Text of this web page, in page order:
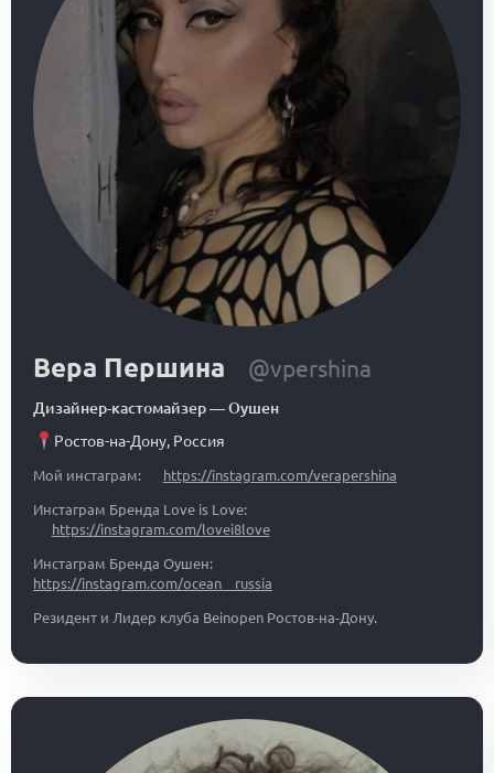
Вера Першина @vpershina
Дизайнер-кастомайзер—Оушен
Ростов-на-Дону, Россия
Мой инстаграм: https://instagram.com/verapershina
Инстаграм Бренда Love is Love:
https://instagram.com/lovei8love
Инстаграм Бренда Оушен:
https://instagram.com/ocean__russia
Резидент и Лидер клуба Beinopen Ростов-на-Дону.